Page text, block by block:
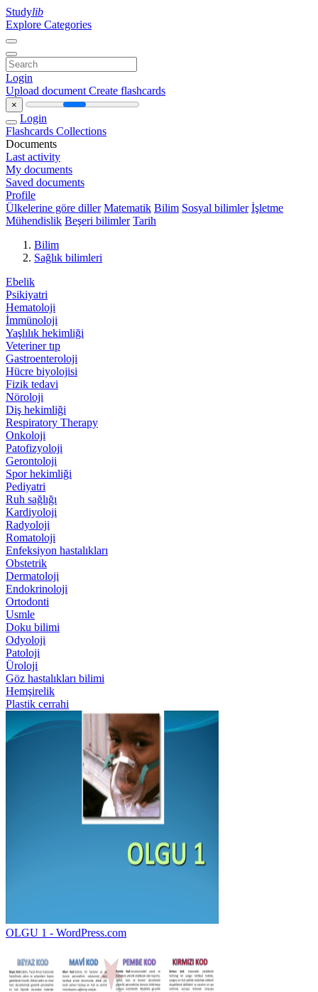
Studylib
Explore Categories
Login
Upload document Create flashcards
×
Login
Flashcards Collections
Documents
Last activity
My documents
Saved documents
Profile
Ülkelerine göre diller Matematik Bilim Sosyal bilimler İşletme
Mühendislik Beşeri bilimler Tarih
Bilim
Sağlık bilimleri
Ebelik
Psikiyatri
Hematoloji
İmmünoloji
Yaşlılık hekimliği
Veteriner tıp
Gastroenteroloji
Hücre biyolojisi
Fizik tedavi
Nöroloji
Diş hekimliği
Respiratory Therapy
Onkoloji
Patofizyoloji
Gerontoloji
Spor hekimliği
Pediyatri
Ruh sağlığı
Kardiyoloji
Radyoloji
Romatoloji
Enfeksiyon hastalıkları
Obstetrik
Dermatoloji
Endokrinoloji
Ortodonti
Usmle
Doku bilimi
Odyoloji
Patoloji
Üroloji
Göz hastalıkları bilimi
Hemşirelik
Plastik cerrahi
OLGU 1 - WordPress.com